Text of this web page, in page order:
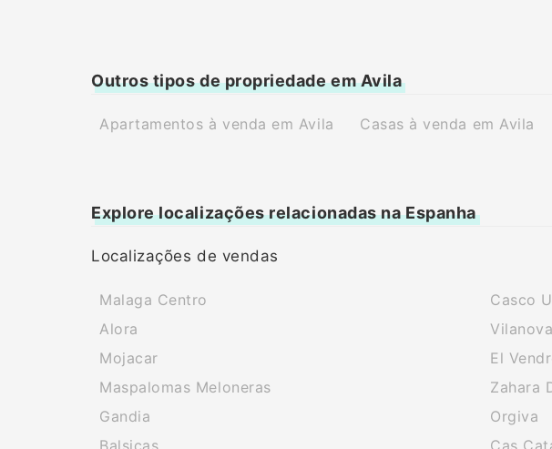
Outros tipos de propriedade em Avila
Apartamentos à venda em Avila Casas à venda em Avila
Explore localizações relacionadas na Espanha
Localizações de vendas
Malaga Centro
Alora
Mojacar
Maspalomas Meloneras
Gandia
Balsicas
Casco
El
Zahara
Orgiva
Cas